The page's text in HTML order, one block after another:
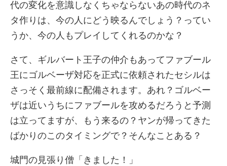
代の変化を意識しなくちゃならないあの時代のネ
タ作りは、今の人にどう映るんでしょう？ってい
うか、今の人もプレイしてくれるのかな？
さて、ギルバート王子の仲介もあってファブール
王にゴルベーザ対応を正式に依頼されたセシルは
さっそく最前線に配備されます。あれ？ゴルベー
ザは近いうちにファブールを攻めるだろうと予測
は立ってますが、もう来るの？ヤンが帰ってきた
ばかりのこのタイミングで？そんなことある？
城門の見張り僧「きました！」